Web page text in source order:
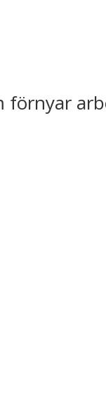
förnyar